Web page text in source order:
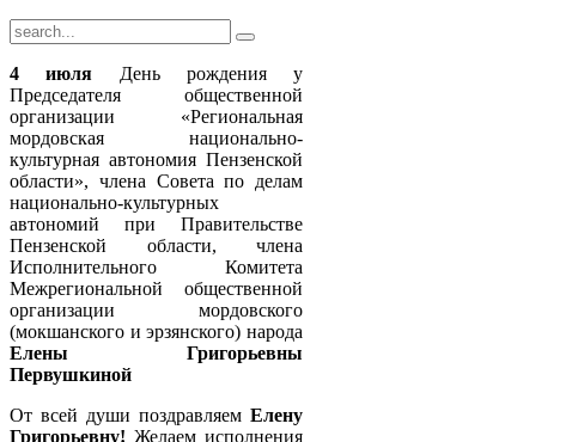
4 июля День рождения у
Председателя общественной
организации «Региональная
мордовская национально-
культурная автономия Пензенской
области», члена Совета по делам
национально-культурных
автономий при Правительстве
Пензенской области, члена
Исполнительного Комитета
Межрегиональной общественной
организации мордовского
(мокшанского и эрзянского) народа
Елены Григорьевны
Первушкиной
От всей души поздравляем Елену
Григорьевну! Желаем исполнения